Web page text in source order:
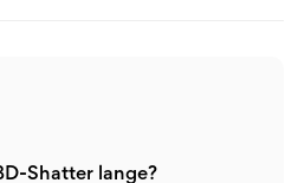
Shatter lange?